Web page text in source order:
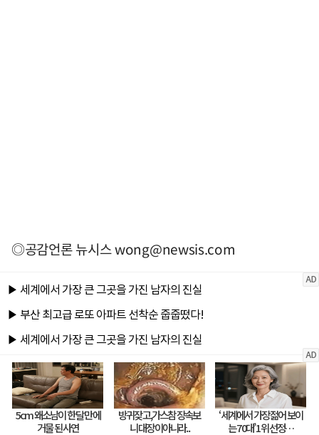
◎공감언론 뉴시스wong@newsis.com